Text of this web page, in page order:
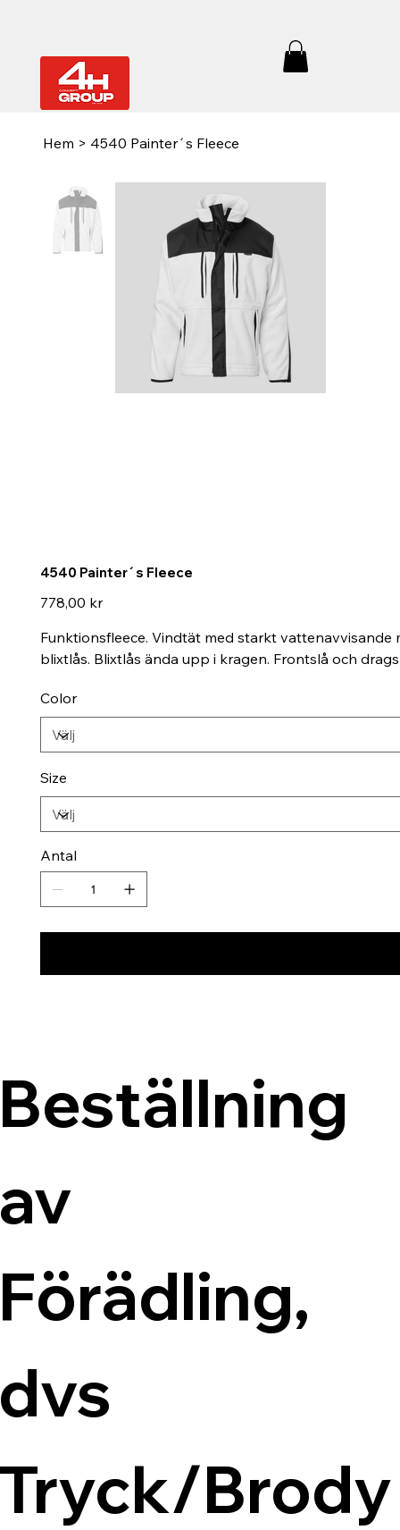
Hem > 4540 Painter´s Fleece
4540 Painter´s Fleece
Pris
778,00 kr
Funktionsfleece. Vindtät med starkt
blixtlås. Blixtlås ända upp i kragen. Frontslå och
Color
Size
Antal
Brody